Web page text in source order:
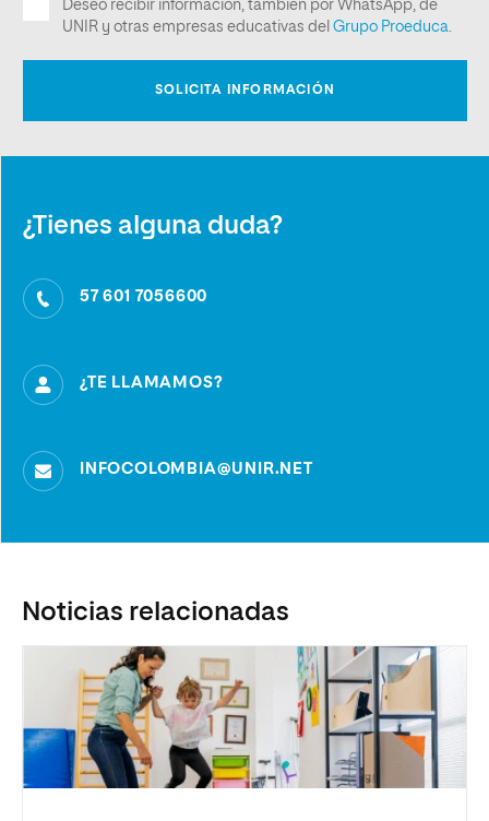
¿Tienes alguna duda?
57 601 7056600
¿TE LLAMAMOS?
INFOCOLOMBIA@UNIR.NET
Noticias relacionadas